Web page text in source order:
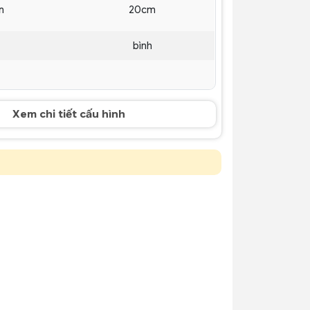
20cm
bình
Xem chi tiết cấu hình